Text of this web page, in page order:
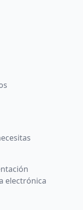
electrónica